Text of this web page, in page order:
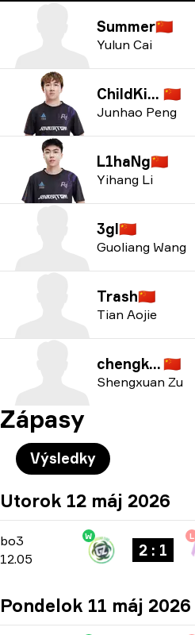
Summer🇨🇳
Yulun Cai
ChildKing 🇨🇳
Junhao Peng
L1haNg🇨🇳
Yihang Li
3gl🇨🇳
Guoliang Wang
Trash🇨🇳
Tian Aojie
chengking 🇨🇳
Shengxuan Zu
Zápasy
Výsledky
Utorok 12 máj 2026
bo3 -bo3
12.05
W
2 : 1
L
Pondelok 11 máj 2026